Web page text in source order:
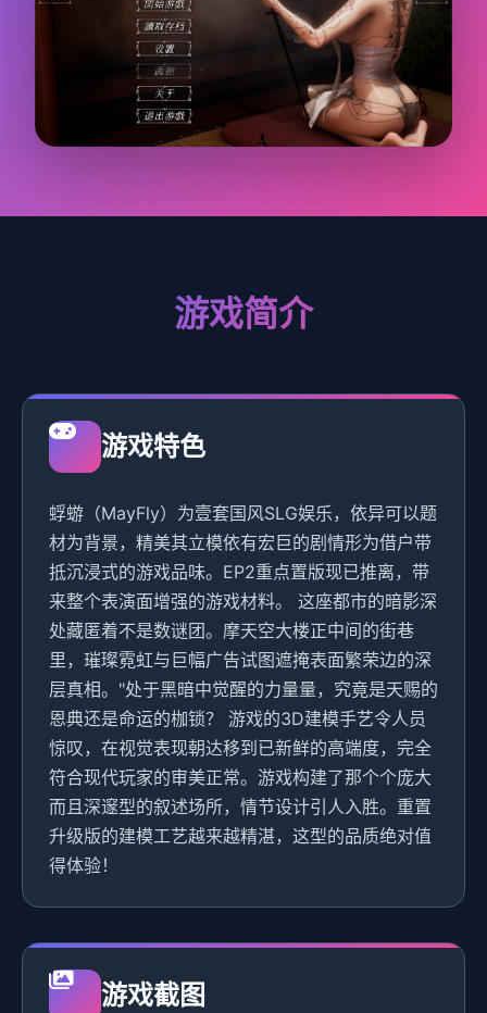
游戏简介
游戏特色
蜉蝣（MayFly）为壹套国风SLG娱乐，依异可以题
材为背景，精美其立模依有宏巨的剧情形为借户带
抵沉浸式的游戏品味。EP2重点置版现已推离，带
来整个表演面增强的游戏材料。 这座都市的暗影深
处藏匿着不是数谜团。摩天空大楼正中间的街巷
里，璀璨霓虹与巨幅广告试图遮掩表面繁荣边的深
层真相。"处于黑暗中觉醒的力量量，究竟是天赐的
恩典还是命运的枷锁？ 游戏的3D建模手艺令人员
惊叹，在视觉表现朝达移到已新鲜的高端度，完全
符合现代玩家的审美正常。游戏构建了那个个庞大
而且深邃型的叙述场所，情节设计引人入胜。重置
升级版的建模工艺越来越精湛，这型的品质绝对值
得体验！
游戏截图